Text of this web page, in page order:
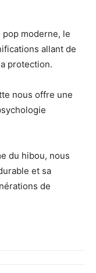
moderne, le
allant de
protection.
nous offre une
du hibou, nous
et sa
de